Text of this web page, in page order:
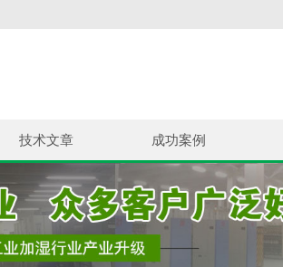
技术文章 成功案例